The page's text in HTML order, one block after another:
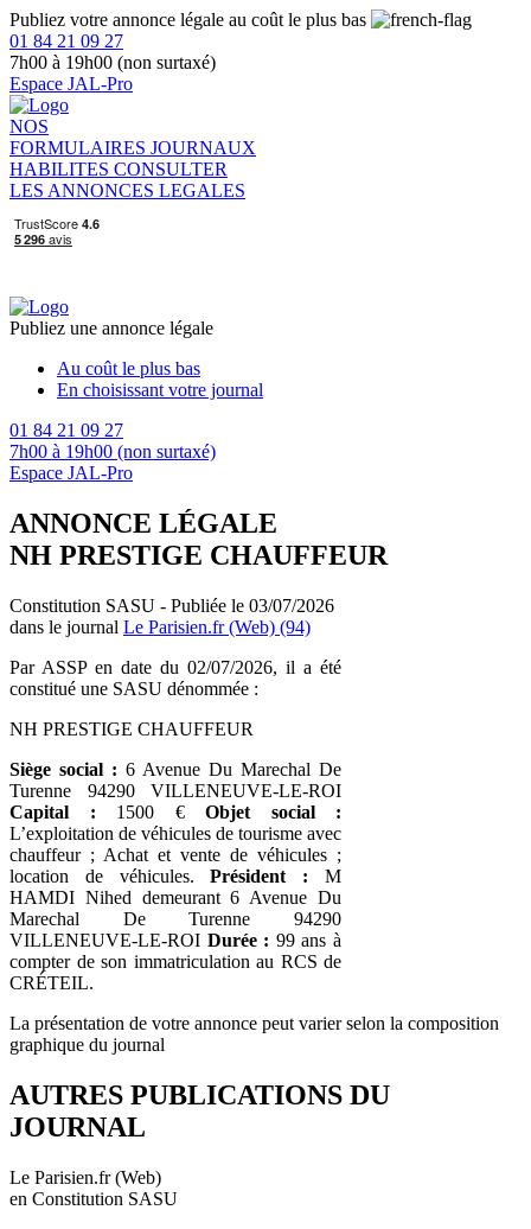
Publiez votre annonce légale au coût le plus bas
01 84 21 09 27
7h00 à 19h00 (non surtaxé)
Espace JAL-Pro
NOS
FORMULAIRES JOURNAUX
HABILITES CONSULTER
LES ANNONCES LEGALES
Publiez une annonce légale
Au coût le plus bas
En choisissant votre journal
01 84 21 09 27
7h00 à 19h00 (non surtaxé)
Espace JAL-Pro
ANNONCE LÉGALE
NH PRESTIGE CHAUFFEUR
Constitution SASU - Publiée le 03/07/2026
dans le journal Le Parisien.fr (Web) (94)
Par ASSP en date du 02/07/2026, il a été
constitué une SASU dénommée :
NH PRESTIGE CHAUFFEUR
Siège social : 6 Avenue Du Marechal De
Turenne 94290 VILLENEUVE-LE-ROI
Capital : 1500 € Objet social :
L’exploitation de véhicules de tourisme avec
chauffeur ; Achat et vente de véhicules ;
location de véhicules.Président : M
HAMDI Nihed demeurant 6 Avenue Du
Marechal De Turenne 94290
VILLENEUVE-LE-ROI Durée : 99 ans à
compter de son immatriculation au RCS de
CRÉTEIL.
La présentation de votre annonce peut varier selon la composition
graphique du journal
AUTRES PUBLICATIONS DU
JOURNAL
Le Parisien.fr (Web)
en Constitution SASU